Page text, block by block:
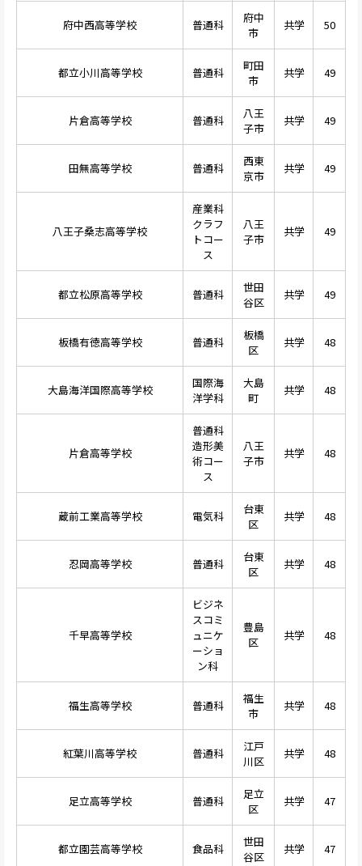
府中西高等学校 普通科
府中
市
共学 50
都立小川高等学校 普通科
町田
市
共学 49
片倉高等学校 普通科
八王
子市
共学 49
田無高等学校 普通科
西東
京市
共学 49
八王子桑志高等学校
産業科
クラフ
トコー
ス
八王
子市
共学 49
都立松原高等学校 普通科
世田
谷区
共学 49
板橋有徳高等学校 普通科
板橋
区
共学 48
大島海洋国際高等学校
国際海
洋学科
大島
町
共学 48
片倉高等学校
普通科
造形美
術コー
ス
八王
子市
共学 48
蔵前工業高等学校 電気科
台東
区
共学 48
忍岡高等学校 普通科
台東
区
共学 48
千早高等学校
ビジネ
スコミ
ュニケ
ーショ
ン科
豊島
区
共学 48
福生高等学校 普通科
福生
市
共学 48
紅葉川高等学校 普通科
江戸
川区
共学 48
足立高等学校 普通科
足立
区
共学 47
都立園芸高等学校 食品科
世田
谷区
共学 47